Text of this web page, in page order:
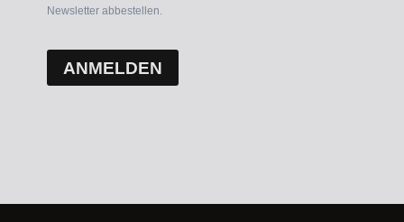
Newsletter abbestellen.
ANMELDEN